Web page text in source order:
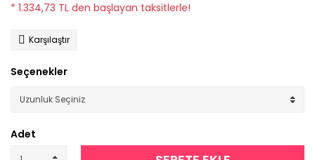
* 1.334,73 TL den başlayan taksitlerle!
Karşılaştır
Seçenekler
Adet